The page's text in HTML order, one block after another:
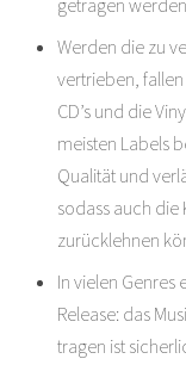
getragen
Werden die zu
vertrieben,
CD’s und die
meisten Labels
Qualität und
sodass auch die
zurücklehnen
In vielen Genres
Release: das
tragen ist